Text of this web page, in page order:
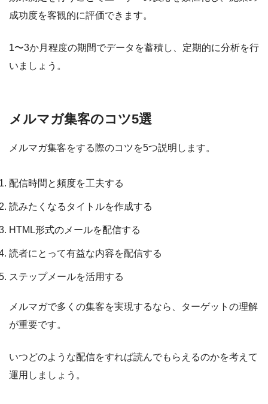
成功度を客観的に評価できます。
1〜3か月程度の期間でデータを蓄積し、定期的に分析を行
いましょう。
メルマガ集客のコツ5選
メルマガ集客をする際のコツを5つ説明します。
配信時間と頻度を工夫する
読みたくなるタイトルを作成する
HTML形式のメールを配信する
読者にとって有益な内容を配信する
ステップメールを活用する
メルマガで多くの集客を実現するなら、ターゲットの理解
が重要です。
いつどのような配信をすれば読んでもらえるのかを考えて
運用しましょう。